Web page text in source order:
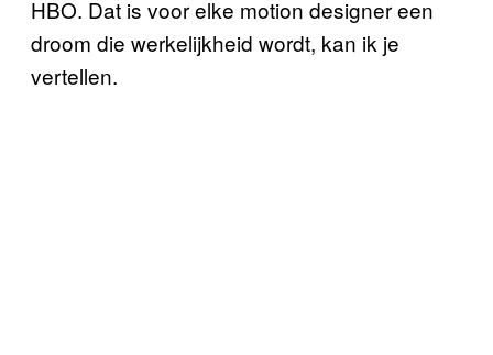
HBO. Dat is voor elke motion designer een
droom die werkelijkheid wordt, kan ik je
vertellen.